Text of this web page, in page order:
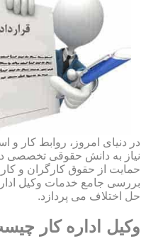
در دنیای امروز، روابط کار و
نیاز به دانش حقوقی تخصصی
حمایت از حقوق کارگران و
بررسی جامع خدمات وکیل اداره
حل اختلاف می پردازد.
وکیل اداره کار